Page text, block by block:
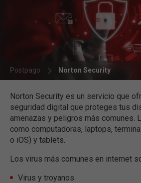
Postpago Norton Security
Norton Security es un servicio que
seguridad digital que proteges tus
amenazas y peligros más comunes.
como computadoras, laptops,
o iOS) y tablets.
Los virus más comunes en internet
Virus y troyanos